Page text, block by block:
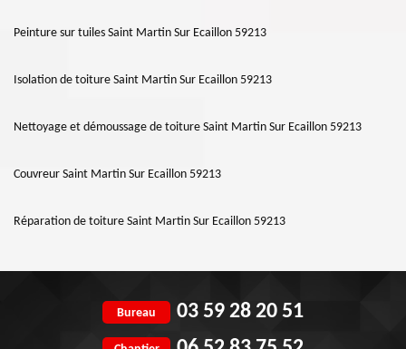
Peinture sur tuiles Saint Martin Sur Ecaillon 59213
Isolation de toiture Saint Martin Sur Ecaillon 59213
Nettoyage et démoussage de toiture Saint Martin Sur Ecaillon 59213
Couvreur Saint Martin Sur Ecaillon 59213
Réparation de toiture Saint Martin Sur Ecaillon 59213
Bureau 03 59 28 20 51